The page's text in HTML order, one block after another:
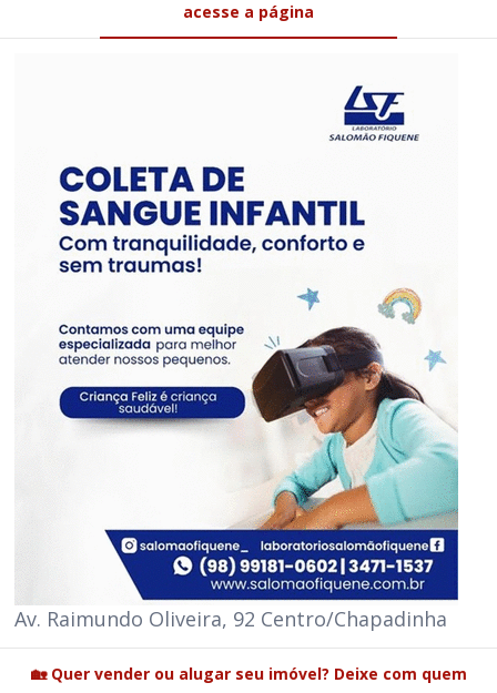
acesse a página
Av. Raimundo Oliveira, 92 Centro/Chapadinha
🏡 Quer vender ou alugar seu imóvel? Deixe com quem